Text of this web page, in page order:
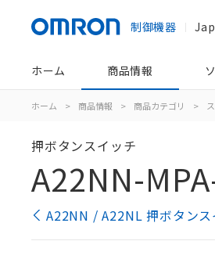
制御機器
ホーム 商品情報
ホーム > 商品情報 > 商品カテゴリ >
押ボタンスイッチ
A22NN-
A22NN / A22NL 押ボタン